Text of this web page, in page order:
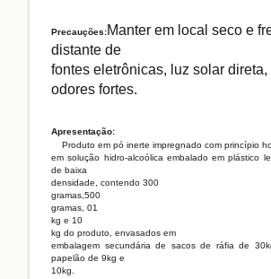
Precauções:Manter em local seco e
distante de
fontes eletrônicas, luz solar direta,
odores fortes.
Apresentação:
Produto em pó inerte impregnado com princípio
em solução hidro-alcoólica embalado em plástico
de baixa
densidade, contendo 300
gramas 500
gramas 01
kg e 10
kg do produto, envasados em
embalagem secundária de sacos de ráfia de
papelão de 9kg e
10kg.